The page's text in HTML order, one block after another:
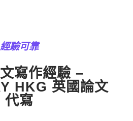
經驗可靠
寫作經驗 –
HKG 英國論文
代寫